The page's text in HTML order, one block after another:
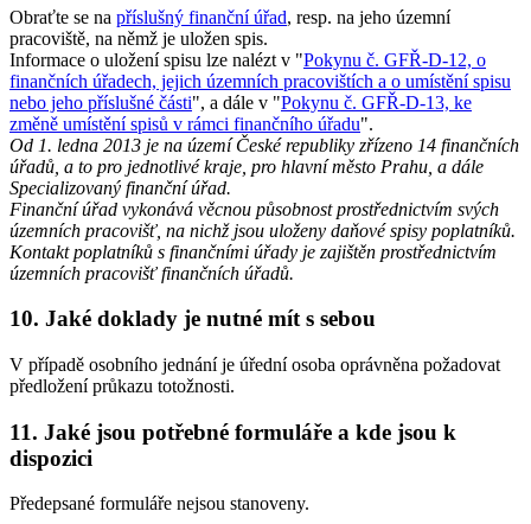
Obraťte se na příslušný finanční úřad, resp. na jeho územní
pracoviště, na němž je uložen spis.
Informace o uložení spisu lze nalézt v "Pokynu č. GFŘ-D-12, o
finančních úřadech, jejich územních pracovištích a o umístění spisu
nebo jeho příslušné části", a dále v "Pokynu č. GFŘ-D-13, ke
změně umístění spisů v rámci finančního úřadu".
Od 1. ledna 2013 je na území České republiky zřízeno 14 finančních
úřadů, a to pro jednotlivé kraje, pro hlavní město Prahu, a dále
Specializovaný finanční úřad.
Finanční úřad vykonává věcnou působnost prostřednictvím svých
územních pracovišť, na nichž jsou uloženy daňové spisy poplatníků.
Kontakt poplatníků s finančními úřady je zajištěn prostřednictvím
územních pracovišť finančních úřadů.
10. Jaké doklady je nutné mít s sebou
V případě osobního jednání je úřední osoba oprávněna požadovat
předložení průkazu totožnosti.
11. Jaké jsou potřebné formuláře a kde jsou k
dispozici
Předepsané formuláře nejsou stanoveny.